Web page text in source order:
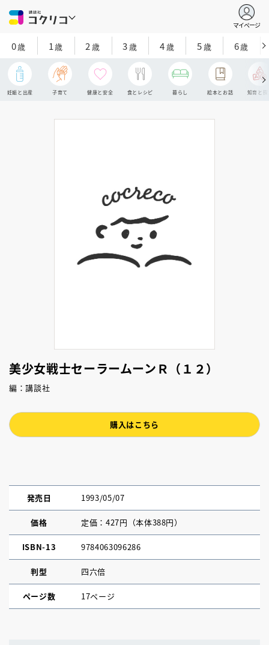
マイページ
0歳 1歳 2 歳 3歳 4歳 5歳 6歳
妊娠と出産 子育て 健康と安全 食とレシピ 暮らし 絵本とお話 知育と探
美少女戦士セーラームーンＲ（１２）
編：講談社
購入はこちら
発売日 1993/05/07
価格 定価：427円（本体388円）
ISBN-13 9784063096286
判型 四六倍
ページ数 17ページ